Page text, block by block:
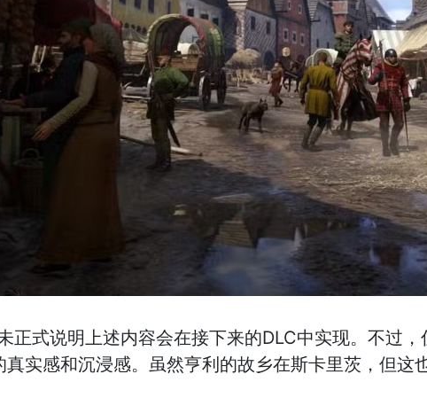
正式说明上述内容会在接下来的DLC中实现。不过
真实感和沉浸感。虽然亨利的故乡在斯卡里茨，但这